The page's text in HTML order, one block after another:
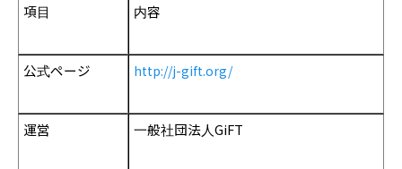
項目 内容
公式ページ http://j-gift.org/
運営 一般社団法人GiFT